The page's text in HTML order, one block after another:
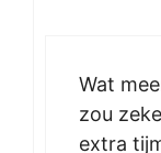
Wat
zou
extra